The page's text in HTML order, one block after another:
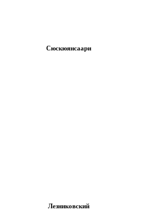
Сюскюянсаари
Лезниковский